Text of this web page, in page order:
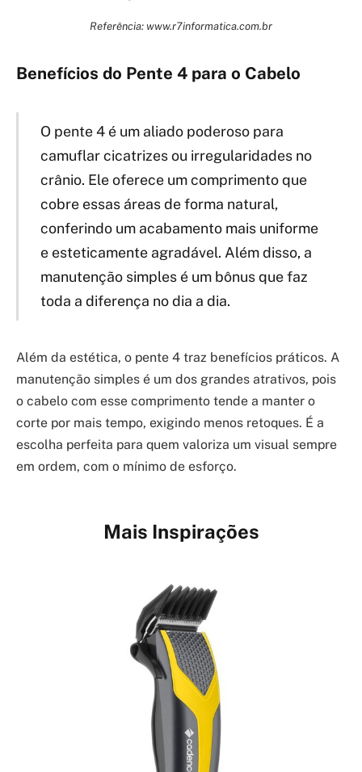
Referência: www.r7informatica.com.br
Benefícios do Pente 4 para o Cabelo
O pente 4 é um aliado poderoso para
camuflar cicatrizes ou irregularidades no
crânio. Ele oferece um comprimento que
cobre essas áreas de forma natural,
conferindo um acabamento mais uniforme
e esteticamente agradável. Além disso, a
manutenção simples é um bônus que faz
toda a diferença no dia a dia.
Além da estética, o pente 4 traz benefícios práticos. A
manutenção simples é um dos grandes atrativos, pois
o cabelo com esse comprimento tende a manter o
corte por mais tempo, exigindo menos retoques. É a
escolha perfeita para quem valoriza um visual sempre
em ordem, com o mínimo de esforço.
Mais Inspirações